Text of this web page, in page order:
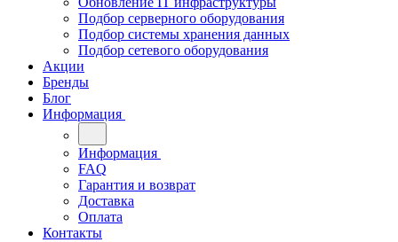
Подбор серверного оборудования
Подбор системы хранения данных
Подбор сетевого оборудования
Акции
Бренды
Блог
Информация
Информация
FAQ
Гарантия и возврат
Доставка
Оплата
Контакты